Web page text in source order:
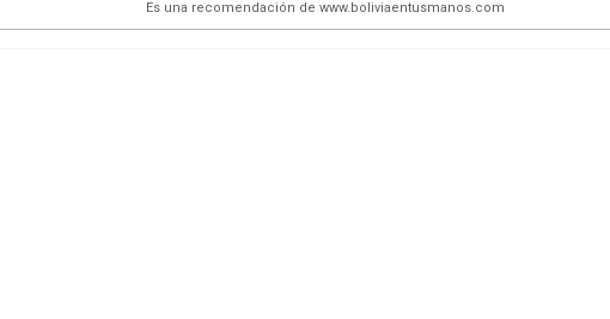
Es una recomendación de www.boliviaentusmanos.com